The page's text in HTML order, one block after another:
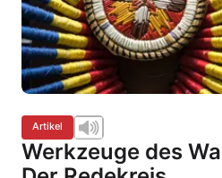
Artikel
Werkzeuge des